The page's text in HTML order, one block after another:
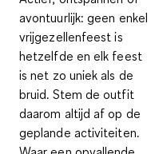
avontuurlijk: geen enkel
vrijgezellenfeest is
hetzelfde en elk feest
is net zo uniek als de
bruid. Stem de outfit
daarom altijd af op de
geplande activiteiten.